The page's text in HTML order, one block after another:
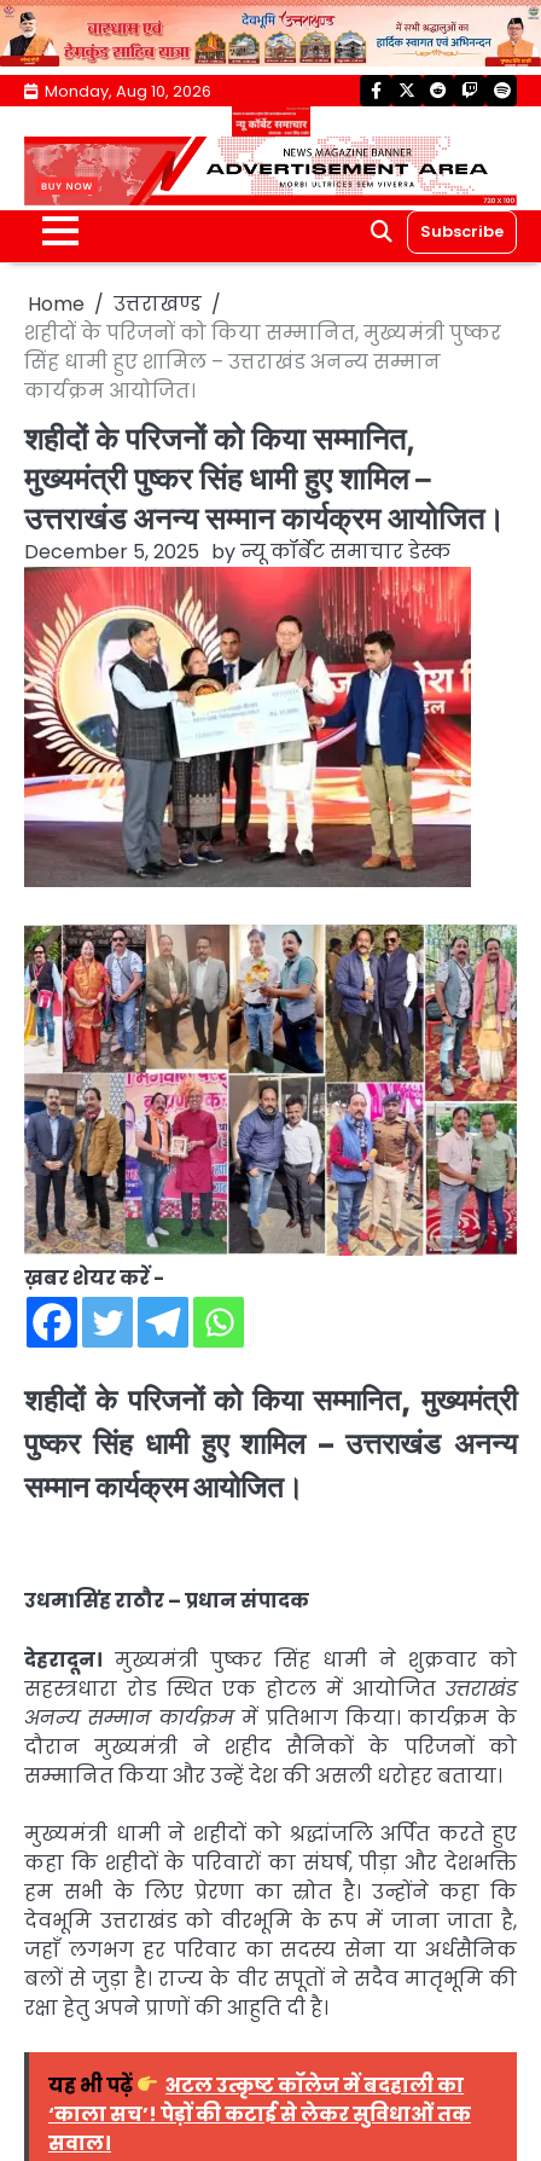
Skip
content
Monday, Aug 10, 2026 facebook
twitterreddittwitch
Subscribe
Home
उत्तराखण्ड
शहीदों के परिजनों को किया सम्मानित, मुख्यमंत्री पुष्कर
सिंह धामी हुए शामिल – उत्तराखंड अनन्य सम्मान
कार्यक्रम आयोजित।
शहीदों के परिजनों को किया सम्मानित,
मुख्यमंत्री पुष्कर सिंह धामी हुए शामिल –
उत्तराखंड अनन्य सम्मान कार्यक्रम आयोजित।
December 5, 2025 byन्यू कॉर्बेट समाचार डेस्क
ख़बर शेयर करें -
शहीदों के परिजनों को किया सम्मानित, मुख्यमंत्री
पुष्कर सिंह धामी हुए शामिल – उत्तराखंड अनन्य
सम्मान कार्यक्रम आयोजित।
उधम1सिंह राठौर – प्रधान संपादक
देहरादून। मुख्यमंत्री पुष्कर सिंह धामी ने शुक्रवार को
सहस्त्रधारा रोड स्थित एक होटल में आयोजित उत्तराखंड
अनन्य सम्मान कार्यक्रममें प्रतिभाग किया। कार्यक्रम के
दौरान मुख्यमंत्री ने शहीद सैनिकों के परिजनों को
सम्मानित किया और उन्हें देश की असली धरोहर बताया।
मुख्यमंत्री धामी ने शहीदों को श्रद्धांजलि अर्पित करते हुए
कहा कि शहीदों के परिवारों का संघर्ष, पीड़ा और देशभक्ति
हम सभी के लिए प्रेरणा का स्रोत है। उन्होंने कहा कि
देवभूमि उत्तराखंड को वीरभूमि के रूप में जाना जाता है,
जहाँ लगभग हर परिवार का सदस्य सेना या अर्धसैनिक
बलों से जुड़ा है। राज्य के वीर सपूतों ने सदैव मातृभूमि की
रक्षा हेतु अपने प्राणों की आहुति दी है।
यह भी पढ़ें
अटल उत्कृष्ट कॉलेज में बदहाली का
‘काला सच’! पेड़ों की कटाई से लेकर सुविधाओं तक
सवाल।